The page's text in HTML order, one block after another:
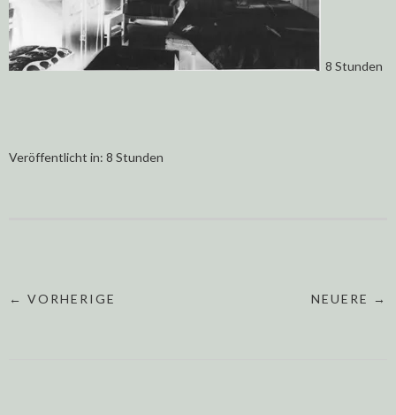
8 Stunden
Veröffentlicht in: 8 Stunden
← VORHERIGE NEUERE →